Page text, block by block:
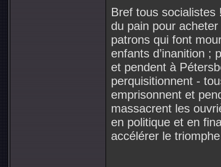
Bref tous socialistes
du pain pour
patrons qui font
enfants d’inanition ;
et pendent à
perquisitionnent -
emprisonnent et
massacrent les
en politique et en
accélérer le